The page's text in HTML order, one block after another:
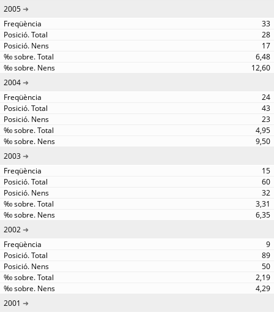
2005
33
28
17
6,48
12,60
2004
24
43
23
4,95
9,50
2003
15
60
32
3,31
6,35
2002
9
89
50
2,19
4,29
2001